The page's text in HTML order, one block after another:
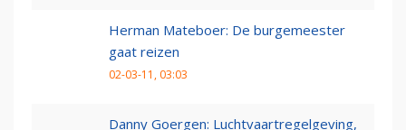
Herman Mateboer: De burgemeester
gaat reizen
02-03-11, 03:03
Danny Goergen: Luchtvaartregelgeving,